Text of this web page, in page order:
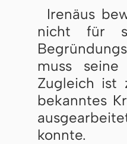
Irenäus
nicht für
muss
Zugleich ist
bekanntes
konnte.